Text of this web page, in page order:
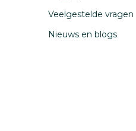
Veelgestelde vragen
Nieuws en blogs